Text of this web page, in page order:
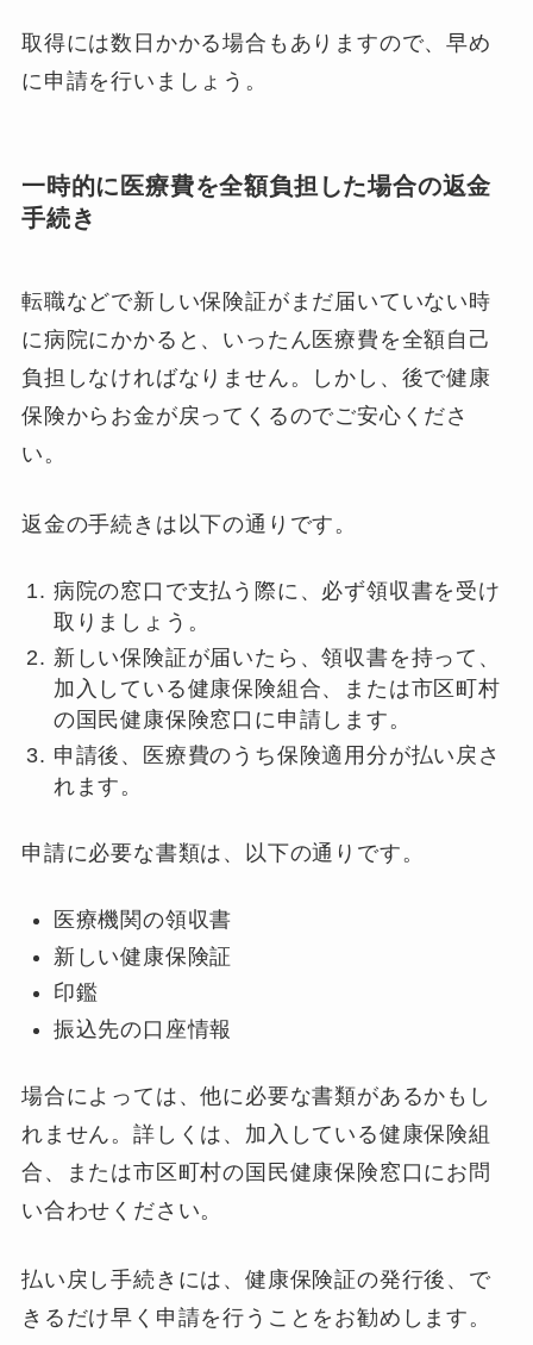
取得には数日かかる場合もありますので、早め
に申請を行いましょう。
一時的に医療費を全額負担した場合の返金
手続き
転職などで新しい保険証がまだ届いていない時
に病院にかかると、いったん医療費を全額自己
負担しなければなりません。しかし、後で健康
保険からお金が戻ってくるのでご安心くださ
い。
返金の手続きは以下の通りです。
病院の窓口で支払う際に、必ず領収書を受け
取りましょう。
新しい保険証が届いたら、領収書を持って、
加入している健康保険組合、または市区町村
の国民健康保険窓口に申請します。
申請後、医療費のうち保険適用分が払い戻さ
れます。
申請に必要な書類は、以下の通りです。
医療機関の領収書
新しい健康保険証
印鑑
振込先の口座情報
場合によっては、他に必要な書類があるかもし
れません。詳しくは、加入している健康保険組
合、または市区町村の国民健康保険窓口にお問
い合わせください。
払い戻し手続きには、健康保険証の発行後、で
きるだけ早く申請を行うことをお勧めします。